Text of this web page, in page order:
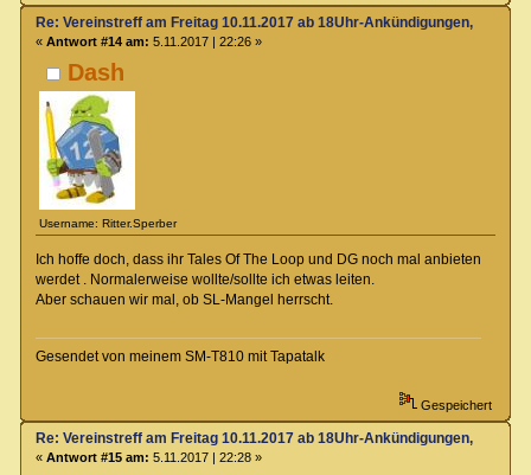
Dash
Username: Ritter.Sperber
Re: Vereinstreff am Freitag 10.11.2017 ab 18Uhr-Ankündigungen,
« Antwort #14 am: 5.11.2017 | 22:26 »
Ich hoffe doch, dass ihr Tales Of The Loop und DG noch mal anbieten
werdet . Normalerweise wollte/sollte ich etwas leiten.
Aber schauen wir mal, ob SL-Mangel herrscht.
Gesendet von meinem SM-T810 mit Tapatalk
Gespeichert
Re: Vereinstreff am Freitag 10.11.2017 ab 18Uhr-Ankündigungen,
« Antwort #15 am: 5.11.2017 | 22:28 »